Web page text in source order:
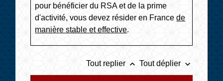
pour bénéficier du RSA et de la prime
d'activité, vous devez résider en Francede
manière stable et effective.
Tout replier keyboard_arrow_up Tout déplier keyboard_arrow_down